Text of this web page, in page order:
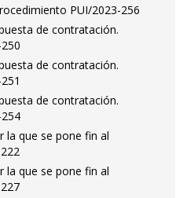
PUI/2023-256
de contratación.
de contratación.
de contratación.
la que se pone fin al
la que se pone fin al